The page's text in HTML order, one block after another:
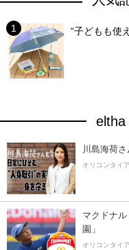
“子どもも使
eltha
川島海荷
オリコンタイ
マクドナ
園」
オリコンタイ